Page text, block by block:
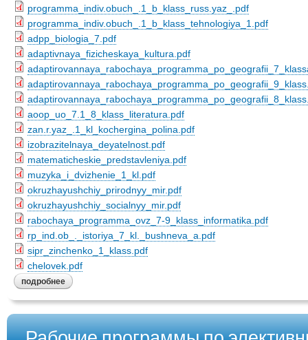
programma_indiv.obuch_.1_b_klass_russ.yaz_.pdf
programma_indiv.obuch_.1_b_klass_tehnologiya_1.pdf
adpp_biologia_7.pdf
adaptivnaya_fizicheskaya_kultura.pdf
aoop_uo_7.1_8_klass_literatura.pdf
zan.r.yaz_.1_kl_kochergina_polina.pdf
izobrazitelnaya_deyatelnost.pdf
matematicheskie_predstavleniya.pdf
muzyka_i_dvizhenie_1_kl.pdf
okruzhayushchiy_prirodnyy_mir.pdf
okruzhayushchiy_socialnyy_mir.pdf
rabochaya_programma_ovz_7-9_klass_informatika.pdf
rp_ind.ob_._istoriya_7_kl._bushneva_a.pdf
sipr_zinchenko_1_klass.pdf
chelovek.pdf
подробнее